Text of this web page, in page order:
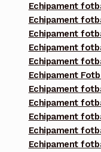
Echipament
Echipament
Echipament
Echipament
Echipament
Echipament
Echipament
Echipament
Echipament
Echipament
Echipament